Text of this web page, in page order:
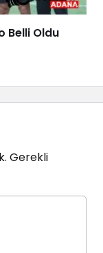
Belli Oldu
Gerekli